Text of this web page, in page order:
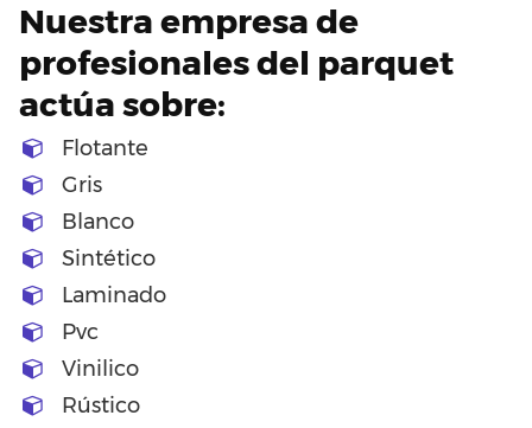
Nuestra empresa de
profesionales del parquet
actúa sobre:
Flotante
Gris
Blanco
Sintético
Laminado
Pvc
Vinilico
Rústico